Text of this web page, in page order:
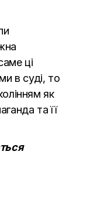
ці
в суді, то
як
та її